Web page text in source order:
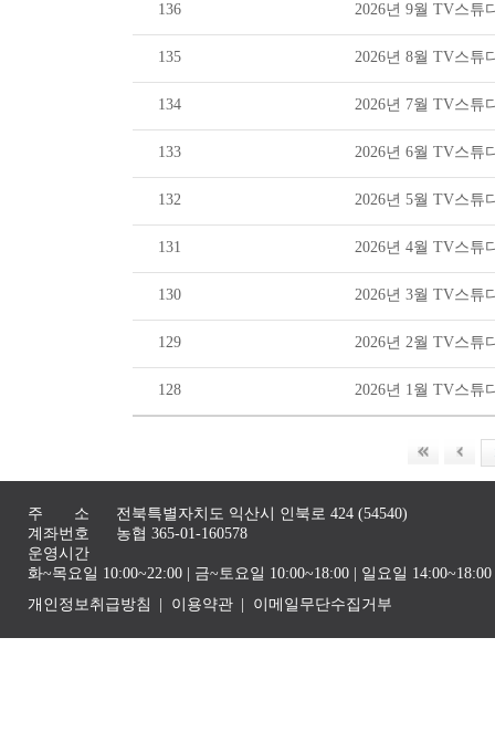
136 2026년 9월 TV스튜
135 2026년 8월 TV스튜
134 2026년 7월 TV스튜
133 2026년 6월 TV스튜
132 2026년 5월 TV스튜
131 2026년 4월 TV스튜
130 2026년 3월 TV스튜
129 2026년 2월 TV스튜
128 2026년 1월 TV스튜
주 소
전북특별자치도 익산시 인북로 424 (54540)
계좌번호
농협 365-01-160578
운영시간
화~목요일 10:00~22:00 | 금~토요일 10:00~18:00 | 일요일
개인정보취급방침
이용약관 이메일무단수집거부